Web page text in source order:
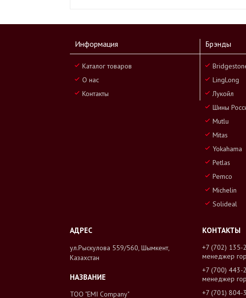
Информация
Каталог товаров
О нас
Контакты
Брэнды
LingLong
Лукойл
Шины
Mutlu
Mitas
Yokahama
Petlas
Pemco
Michelin
Solideal
ул.Рыскулова 559/560, Шымкент,
Казахстан
ТОО "EMI Company"
+7 (702) 135-
менеджер
+7 (700) 443-
менеджер
+7 (701) 804-